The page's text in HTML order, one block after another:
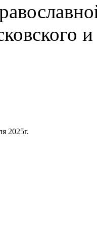
2025г.